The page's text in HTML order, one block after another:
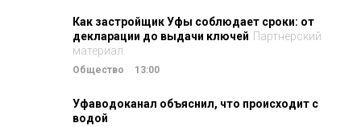
Как застройщик Уфы соблюдает сроки: от
декларации до выдачи ключей Партнерский
материал
Общество 13:00
Уфаводоканал объяснил, что происходит с
водой